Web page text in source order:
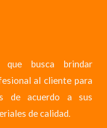
que busca brindar
al cliente para
de acuerdo a sus
de calidad.